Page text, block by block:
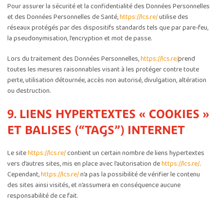
Pour assurer la sécurité et la confidentialité des Données Personnelles
et des Données Personnelles de Santé,https://lcs.re/utilise des
réseaux protégés par des dispositifs standards tels que par pare-feu,
la pseudonymisation, l’encryption et mot de passe.
Lors du traitement des Données Personnelles,https://lcs.re/prend
toutes les mesures raisonnables visant à les protéger contre toute
perte, utilisation détournée, accès non autorisé, divulgation, altération
ou destruction.
9. LIENS HYPERTEXTES « COOKIES »
ET BALISES (“TAGS”) INTERNET
Le sitehttps://lcs.re/contient un certain nombre de liens hypertextes
vers d’autres sites, mis en place avec l’autorisation dehttps://lcs.re/.
Cependant,https://lcs.re/n’a pas la possibilité de vérifier le contenu
des sites ainsi visités, et n’assumera en conséquence aucune
responsabilité de ce fait.